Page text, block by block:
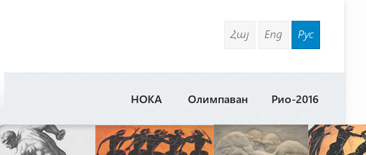
Հայ Eng Рус
Рио-2016
Олимпаван
НОКА